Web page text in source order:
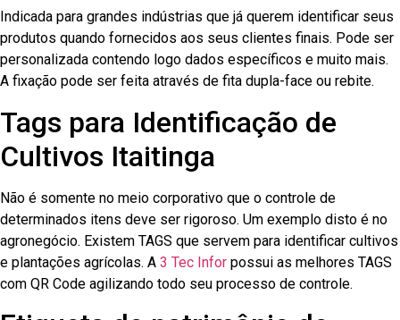
Indicada para grandes indústrias que já querem identificar seus
produtos quando fornecidos aos seus clientes finais. Pode ser
personalizada contendo logo dados específicos e muito mais.
A fixação pode ser feita através de fita dupla-face ou rebite.
Tags para Identificação de
Cultivos Itaitinga
Não é somente no meio corporativo que o controle de
determinados itens deve ser rigoroso. Um exemplo disto é no
agronegócio. Existem TAGS que servem para identificar cultivos
e plantações agrícolas. A 3 Tec Infor possui as melhores TAGS
com QR Code agilizando todo seu processo de controle.